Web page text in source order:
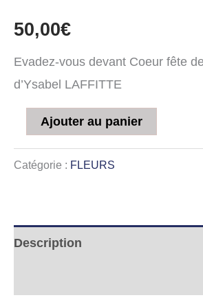
50,00€
Evadez-vous devant Coeur fête
d’Ysabel LAFFITTE
Ajouter au panier
Catégorie : FLEURS
Description